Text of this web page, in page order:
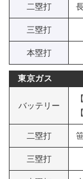
二塁打
三塁打
本塁打
東京ガス
バッテリー
二塁打
三塁打